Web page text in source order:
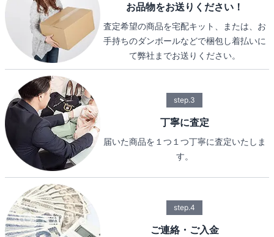
お品物をお送りください！
査定希望の商品を宅配キット、または、お
手持ちのダンボールなどで梱包し着払いに
て弊社までお送りください。
step.3
丁寧に査定
届いた商品を１つ１つ丁寧に査定いたしま
す。
step.4
ご連絡・ご入金